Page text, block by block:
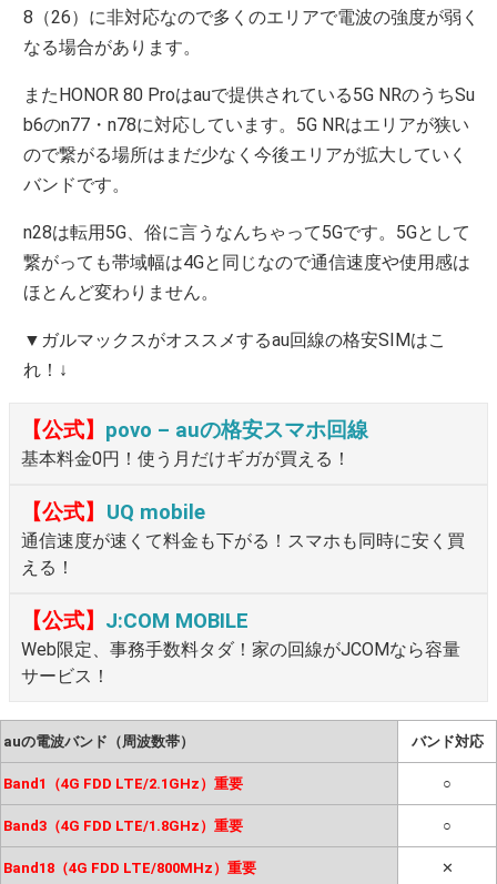
8（26）に非対応なので多くのエリアで電波の強度が弱く
なる場合があります。
またHONOR 80 Proはauで提供されている5G NRのうちSu
b6のn77・n78に対応しています。5G NRはエリアが狭い
ので繋がる場所はまだ少なく今後エリアが拡大していく
バンドです。
n28は転用5G、俗に言うなんちゃって5Gです。5Gとして
繋がっても帯域幅は4Gと同じなので通信速度や使用感は
ほとんど変わりません。
▼ガルマックスがオススメするau回線の格安SIMはこ
れ！↓
【公式】 povo – auの格安スマホ回線
基本料金0円！使う月だけギガが買える！
【公式】 UQ mobile
通信速度が速くて料金も下がる！スマホも同時に安く買
える！
【公式】 J:COM MOBILE
Web限定、事務手数料タダ！家の回線がJCOMなら容量
サービス！
auの電波バンド（周波数帯） バンド対応
Band1（4G FDD LTE/2.1GHz）重要 ○
Band3（4G FDD LTE/1.8GHz）重要 ○
Band18（4G FDD LTE/800MHz）重要 ✕